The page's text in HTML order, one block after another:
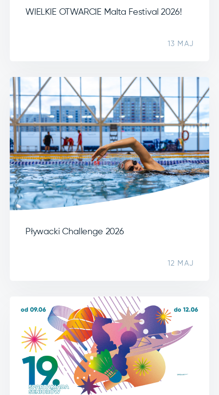
WIELKIE OTWARCIE Malta Festival 2026!
13 MAJ
Pływacki Challenge 2026
12 MAJ